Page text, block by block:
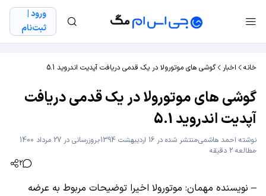
ورود |
ثبت‌نام
خانه اخبار گوشی های موتورولا در یک قدمی دریافت آپدیت اندروید 5.1
گوشی های موتورولا در یک قدمی دریافت
آپدیت اندروید 5.1
نوشته احمد هاشمیمنتشر شده در 16 اردیبهشت 1394
بروزرسانی در 27 مرداد 1400
مطالعه 2 دقیقه
2
– نویسنده مهمان: موتورولا اخیرا توضیحات مربوط به عرضه